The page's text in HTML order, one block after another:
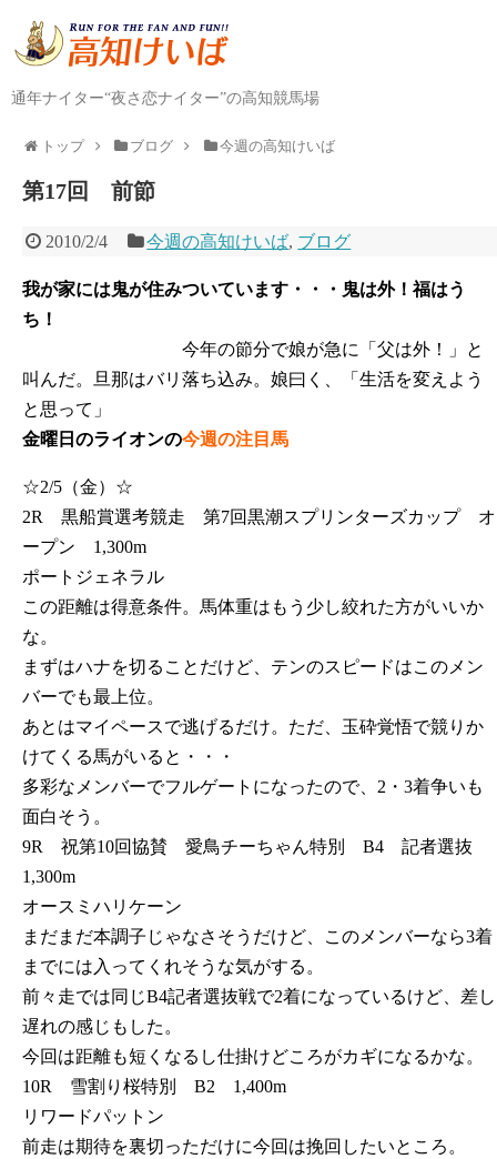
通年ナイター“夜さ恋ナイター”の高知競馬場
トップ ブログ 今週の高知けいば
第17回 前節
2010/2/4 今週の高知けいば, ブログ
我が家には鬼が住みついています・・・鬼は外！福はう
ち！
今年の節分で娘が急に「父は外！」と
叫んだ。旦那はバリ落ち込み。娘曰く、「生活を変えよう
と思って」
金曜日のライオンの今週の注目馬
☆2/5（金）☆
2R 黒船賞選考競走 第7回黒潮スプリンターズカップ オ
ープン 1,300m
ポートジェネラル
この距離は得意条件。馬体重はもう少し絞れた方がいいか
な。
まずはハナを切ることだけど、テンのスピードはこのメン
バーでも最上位。
あとはマイペースで逃げるだけ。ただ、玉砕覚悟で競りか
けてくる馬がいると・・・
多彩なメンバーでフルゲートになったので、2・3着争いも
面白そう。
9R 祝第10回協賛 愛鳥チーちゃん特別 B4 記者選抜
1,300m
オースミハリケーン
まだまだ本調子じゃなさそうだけど、このメンバーなら3着
までには入ってくれそうな気がする。
前々走では同じB4記者選抜戦で2着になっているけど、差し
遅れの感じもした。
今回は距離も短くなるし仕掛けどころがカギになるかな。
10R 雪割り桜特別 B2 1,400m
リワードパットン
前走は期待を裏切っただけに今回は挽回したいところ。